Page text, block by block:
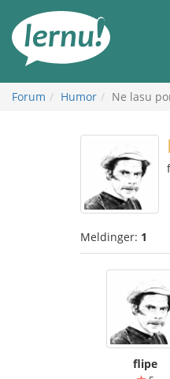
innholdet
Forum Humor Ne lasu
Meldinger: 1
flipe